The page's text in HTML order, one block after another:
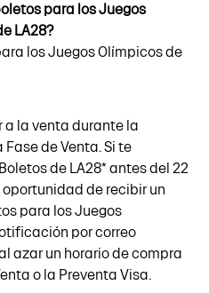
para los Juegos
LA28?
los Juegos Olímpicos de
a la venta durante la
Fase de Venta. Si te
de LA28* antes del 22
de recibir un
para los Juegos
por correo
azar un horario de compra
o la Preventa Visa.